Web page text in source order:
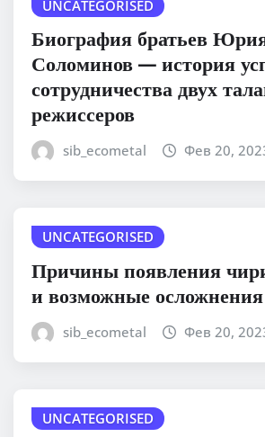
UNCATEGORISED
Биография братьев
Соломинов — история
сотрудничества двух
режиссеров
sib_ecometal Фев 20,
UNCATEGORISED
Причины появления
и возможные осложнения
sib_ecometal Фев 20,
UNCATEGORISED